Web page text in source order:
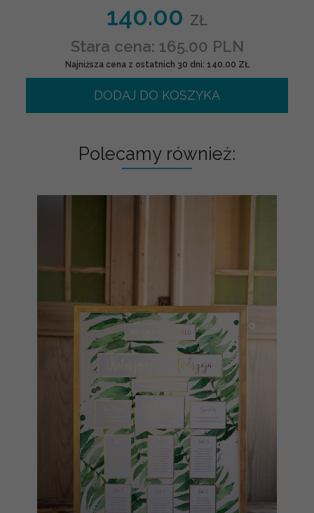
140.00 ZŁ
Stara cena: 165.00 PLN
Najniższa cena z ostatnich 30 dni: 140.00 ZŁ
DODAJ DO KOSZYKA
Polecamy również: